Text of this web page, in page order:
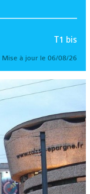
T1 bis
Mise à jour le 06/08/26